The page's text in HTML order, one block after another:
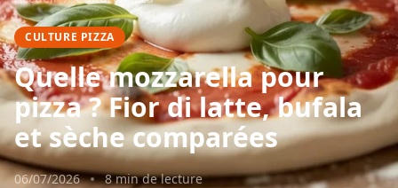
CULTURE PIZZA
Quelle mozzarella pour
pizza ? Fior di latte, bufala
et sèche comparées
06/07/2026 8 min de lecture